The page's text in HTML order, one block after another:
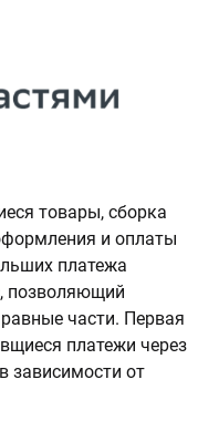
товары, сборка
и оплаты
платежа
позволяющий
части. Первая
платежи через
зависимости от